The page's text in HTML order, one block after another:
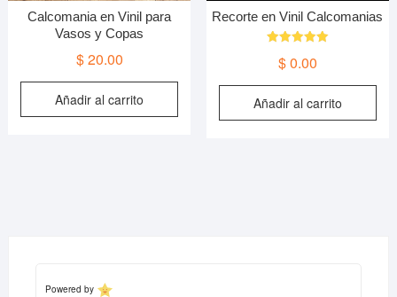
Calcomania en Vinil para
Vasos y Copas
$20.00
Añadir al carrito
Recorte en Vinil Calcomanias
5.00
$0.00
Añadir al carrito
Powered by